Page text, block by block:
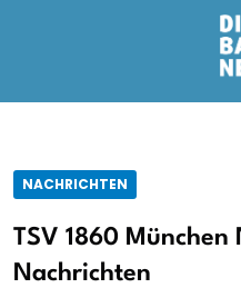
NACHRICHTEN
TSV 1860
Nachrichten